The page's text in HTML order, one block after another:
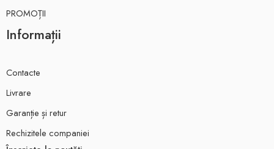
PROMOȚII
Informații
Contacte
Livrare
Garanție și retur
Rechizitele companiei